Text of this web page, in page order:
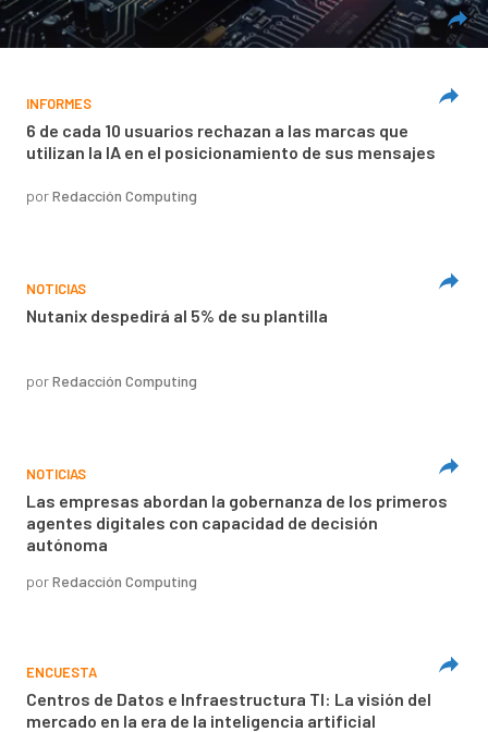
INFORMES
6 de cada 10 usuarios rechazan a las marcas que
utilizan la IA en el posicionamiento de sus mensajes
porRedacción Computing
NOTICIAS
Nutanix despedirá al 5% de su plantilla
porRedacción Computing
NOTICIAS
Las empresas abordan la gobernanza de los primeros
agentes digitales con capacidad de decisión
autónoma
porRedacción Computing
ENCUESTA
Centros de Datos e Infraestructura TI: La visión del
mercado en la era de la inteligencia artificial